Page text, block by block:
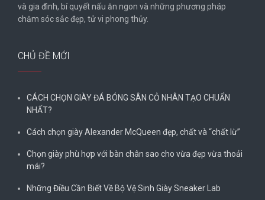
và gia đình, bí quyết nấu ăn ngon và những phương pháp
chăm sóc sắc đẹp, tử vi phong thủy.
CHỦ ĐỀ MỚI
CÁCH CHỌN GIÀY ĐÁ BÓNG SÂN CỎ NHÂN TẠO CHUẨN
NHẤT?
Cách chọn giày Alexander McQueen đẹp, chất và “chất lừ”
Chọn giày phù hợp với bàn chân sao cho vừa đẹp vừa thoải
mái?
Những Điều Cần Biết Về Bộ Vệ Sinh Giày Sneaker Lab